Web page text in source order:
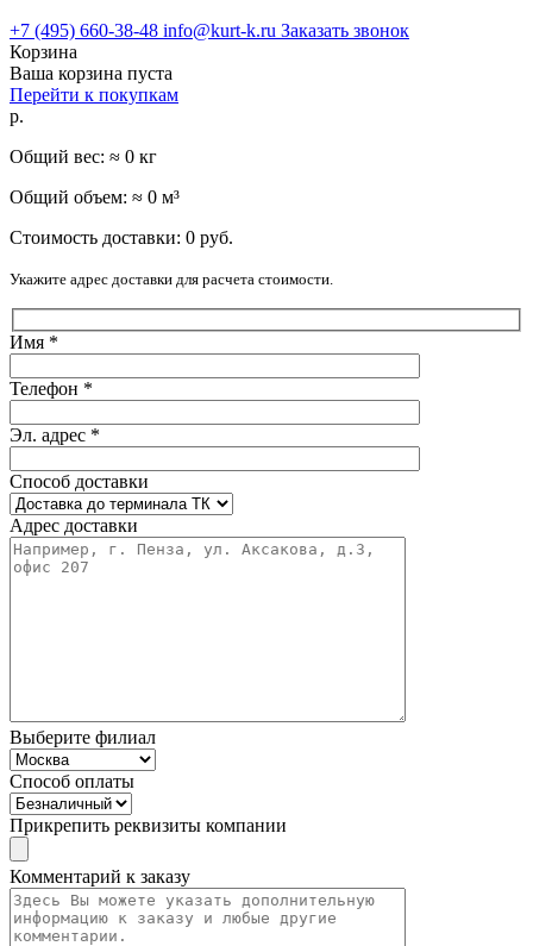
+7 (495) 660-38-48 info@kurt-k.ru Заказать звонок
Корзина
Ваша корзина пуста
Перейти к покупкам
р.
Общий вес: ≈ 0 кг
Общий объем: ≈ 0 м³
Стоимость доставки: 0 руб.
Укажите адрес доставки для расчета стоимости.
Имя *
Телефон *
Эл. адрес *
Способ доставки
Адрес доставки
Выберите филиал
Способ оплаты
Прикрепить реквизиты компании
Комментарий к заказу